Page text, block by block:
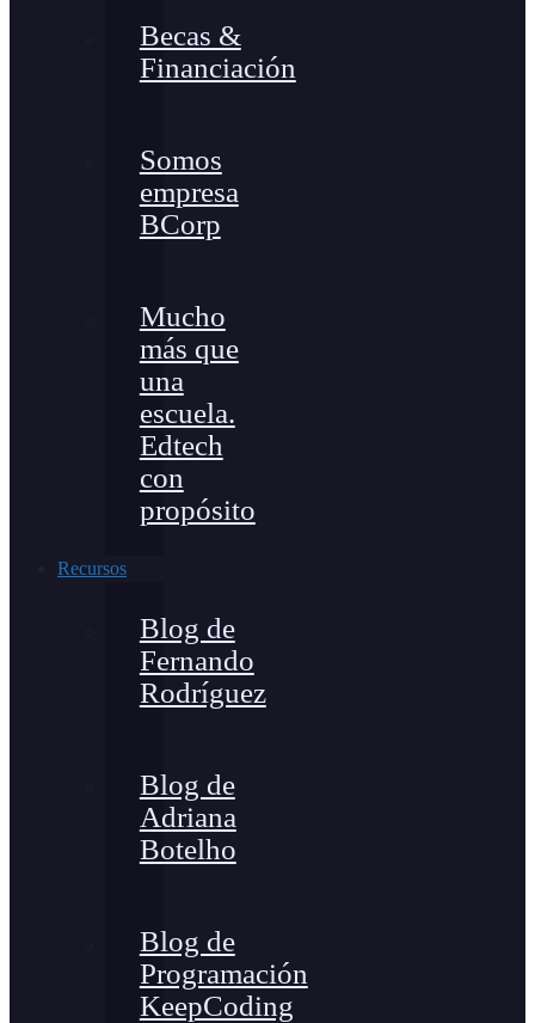
Becas &
Financiación
Somos
empresa
BCorp
Mucho
más que
una
escuela.
Edtech
con
propósito
Recursos
Blog de
Fernando
Rodríguez
Blog de
Adriana
Botelho
Blog de
Programación
KeepCoding